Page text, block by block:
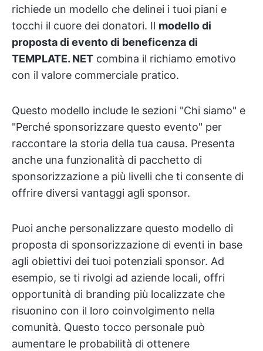
richiede un modello che delinei i tuoi piani e
tocchi il cuore dei donatori. Il modello di
proposta di evento di beneficenza di
TEMPLATE. NET combina il richiamo emotivo
con il valore commerciale pratico.
Questo modello include le sezioni "Chi siamo" e
"Perché sponsorizzare questo evento" per
raccontare la storia della tua causa. Presenta
anche una funzionalità di pacchetto di
sponsorizzazione a più livelli che ti consente di
offrire diversi vantaggi agli sponsor.
Puoi anche personalizzare questo modello di
proposta di sponsorizzazione di eventi in base
agli obiettivi dei tuoi potenziali sponsor. Ad
esempio, se ti rivolgi ad aziende locali, offri
opportunità di branding più localizzate che
risuonino con il loro coinvolgimento nella
comunità. Questo tocco personale può
aumentare le probabilità di ottenere